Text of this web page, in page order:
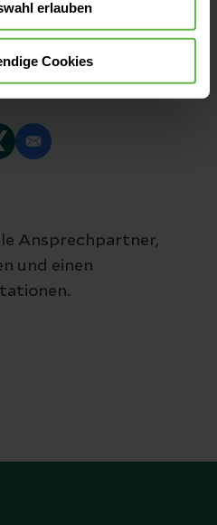
erlauben
Cookies
Ansprechpartner,
und einen